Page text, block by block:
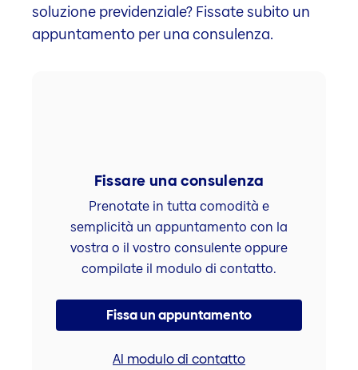
soluzione previdenziale? Fissate subito un
appuntamento per una consulenza.
Fissare una consulenza
Prenotate in tutta comodità e
semplicità un appuntamento con la
vostra o il vostro consulente oppure
compilate il modulo di contatto.
Fissa un appuntamento
Al modulo di contatto